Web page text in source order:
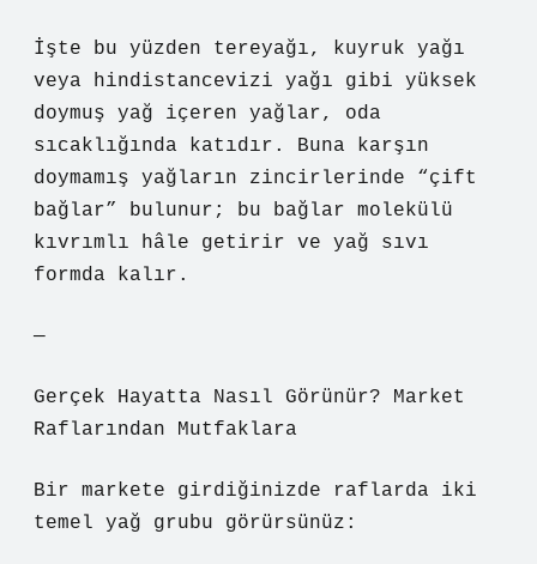
İşte bu yüzden tereyağı, kuyruk yağı
veya hindistancevizi yağı gibi yüksek
doymuş yağ içeren yağlar, oda
sıcaklığında katıdır. Buna karşın
doymamış yağların zincirlerinde “çift
bağlar” bulunur; bu bağlar molekülü
kıvrımlı hâle getirir ve yağ sıvı
formda kalır.
—
Gerçek Hayatta Nasıl Görünür? Market
Raflarından Mutfaklara
Bir markete girdiğinizde raflarda iki
temel yağ grubu görürsünüz: